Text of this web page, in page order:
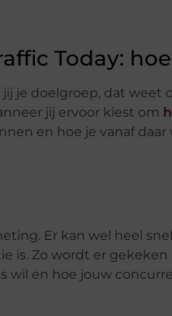
Today:
je doelgroep, dat weet
jij ervoor kiest om
en hoe je vanaf
Er kan wel heel
is. Zo wordt er
wil en hoe jouw